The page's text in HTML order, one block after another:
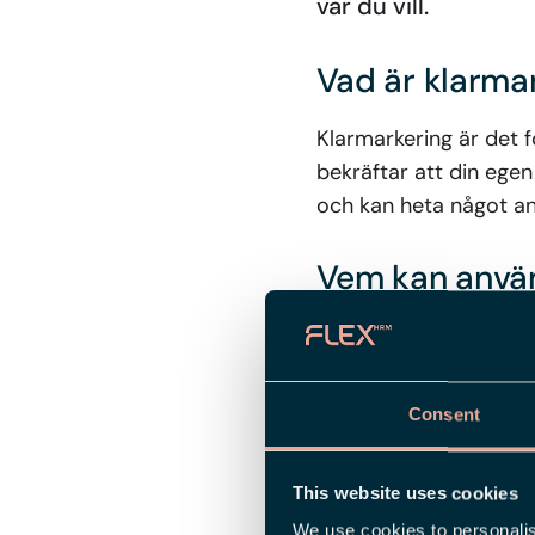
Consent
This website uses cookies
We use cookies to
Vad är
Klarmarkering är det
bekräftar att din
och kan heta något
Vem kan
I det här första
men det här är ett
Så här